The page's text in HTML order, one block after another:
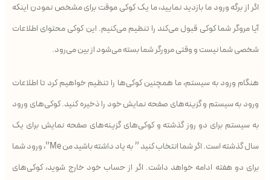
اگر از برگه ورود ما بازدید نمایید، ما یک کوکی موقت برای مشخص نمودن اینکه
آیا مروگر شما کوکی قبول می‌کند را تنظیم می‌کنیم. این کوکی محتوای اطلاعات
شخصی شما نیست و وقتی مرورگر شما بسته می‌شود از بین می‌رود.
هنگام ورود به سیستم، ما همچنین کوکی‌ها را تنظیم خواهیم کرد تا اطلاعات
ورود به سیستم و گزینه‌های صفحه نمایش خود را ذخیره کنید. کوکی‌های ورود
به سیستم برای دو روز گذشته و کوکی‌های گزینه‌های صفحه نمایش برای یک
سال گذشته است. اگر شما انتخاب کنید ” به یاد داشته باشید من Me”، ورود شما
برای دو هفته ادامه خواهد داشت. اگر از حساب خود خارج شوید، کوکی‌های